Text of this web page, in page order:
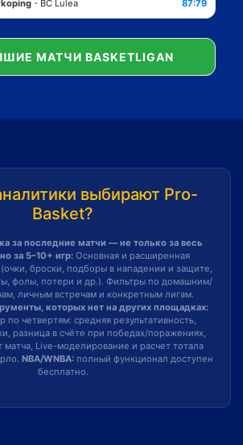
- BC Lulea 87:79
МАТЧИ BASKETLIGAN
выбирают Pro-
Basket?
за последние матчи — не только за весь
за 5–10+ игр:Основная и расширенная
броски, подборы в нападении и защите,
фолы, потери и др.). Фильтры по домашним/
личным встречам и конкретным лигам.
которых нет на других площадках:
по четвертям: средняя результативность,
разница в счёте при победах/поражениях,
матча, Live-моделирование и расчет тотала
NBA/WNBA:полный функционал доступен
бесплатно.